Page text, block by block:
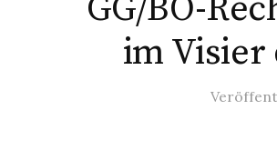
GG/BO-
im Visier